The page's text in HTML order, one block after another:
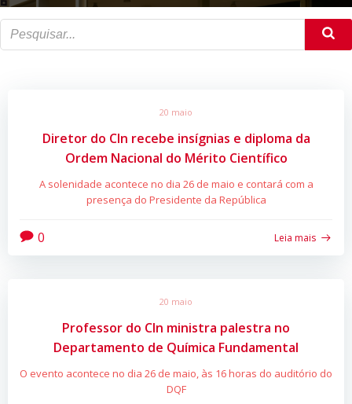
20 maio
Diretor do CIn recebe insígnias e diploma da
Ordem Nacional do Mérito Científico
A solenidade acontece no dia 26 de maio e contará com a
presença do Presidente da República
0 Leia mais
20 maio
Professor do CIn ministra palestra no
Departamento de Química Fundamental
O evento acontece no dia 26 de maio, às 16 horas do auditório do
DQF